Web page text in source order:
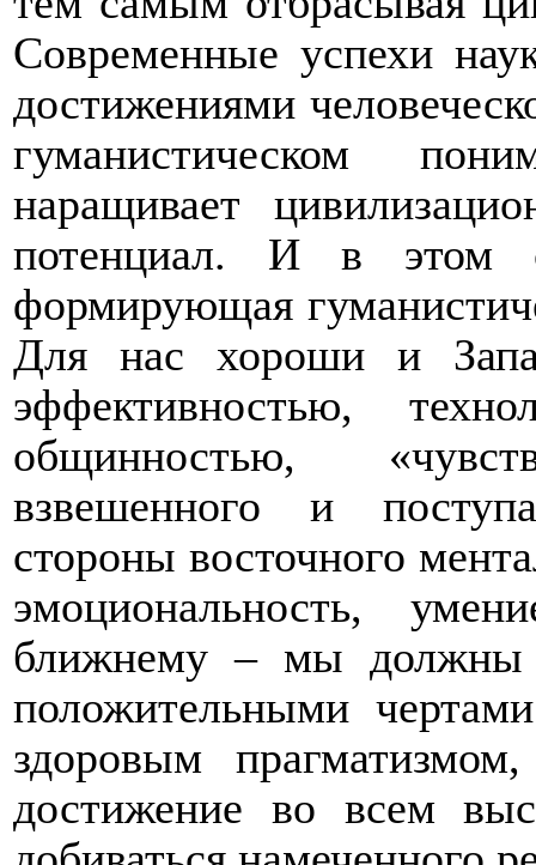
Современные успехи
достижениями
гуманистическом
наращивает
потенциал. И в этом
формирующая
Для нас хороши и
эффективностью,
общинностью,
взвешенного и
стороны восточного
эмоциональность,
ближнему – мы должны
положительными
здоровым
достижение во всем